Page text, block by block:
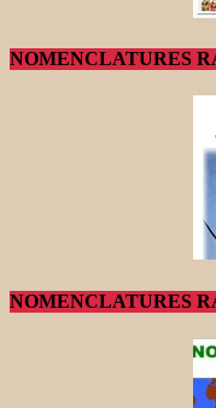
NOMENCLATURES
NOMENCLATURES